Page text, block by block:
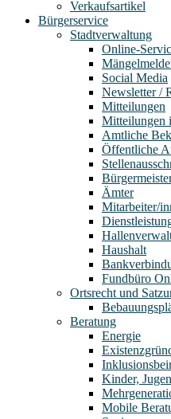
Verkaufsartikel
Bürgerservice
Stadtverwaltung
Online-
Social Media
Newsletter /
Mitteilungen
Mitteilungen
Amtliche
Öffentliche
Ämter
Mitarbeiter/
Haushalt
Fundbüro
Ortsrecht und
Beratung
Energie
Kinder,
Mobile